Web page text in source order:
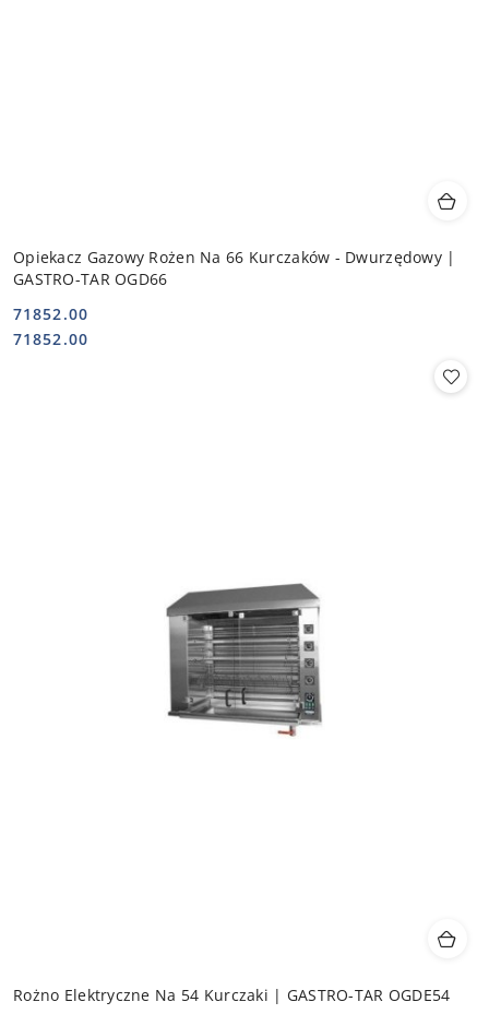
Opiekacz Gazowy Rożen Na 66 Kurczaków - Dwurzędowy |
GASTRO-TAR OGD66
Cena:
71852.00
Cena:
71852.00
Rożno Elektryczne Na 54 Kurczaki | GASTRO-TAR OGDE54